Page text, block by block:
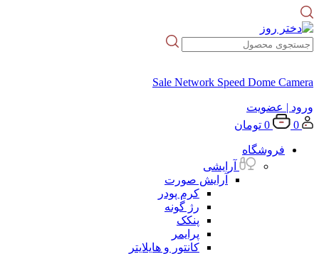
Sale Network Speed Dome Camera
ورود | عضویت
0
0 تومان
فروشگاه
آرایشی
آرایش صورت
کرم پودر
رژ گونه
پنکک
پرایمر
کانتور و هایلایتر